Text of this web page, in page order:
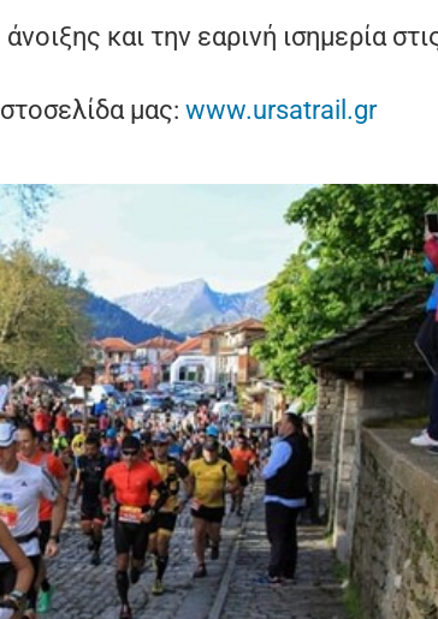
και την εαρινή ισημερία
μας: www.ursatrail.gr